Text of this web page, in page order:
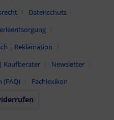
Datenschutz
| Reklamation
Kaufberater
Newsletter
(FAQ)
Fachlexikon